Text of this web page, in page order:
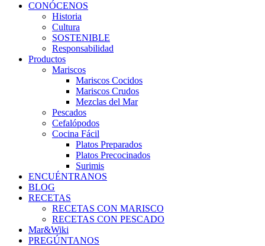
CONÓCENOS
Historia
Cultura
SOSTENIBLE
Responsabilidad
Productos
Mariscos
Mariscos Cocidos
Mariscos Crudos
Mezclas del Mar
Pescados
Cefalópodos
Cocina Fácil
Platos Preparados
Platos Precocinados
Surimis
ENCUÉNTRANOS
BLOG
RECETAS
RECETAS CON MARISCO
RECETAS CON PESCADO
Mar&Wiki
PREGÚNTANOS